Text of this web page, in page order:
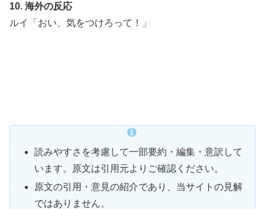
10. 海外の反応
ルイ「おい、気をつけろって！」
読みやすさを考慮して一部要約・編集・意訳して
います。原文は引用元よりご確認ください。
原文の引用・意見の紹介であり、当サイトの見解
ではありません。